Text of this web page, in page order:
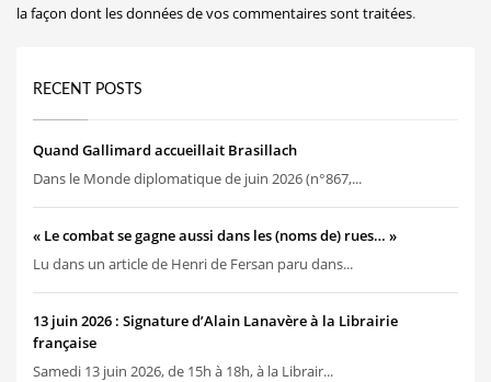
la façon dont les données de vos commentaires sont traitées.
RECENT POSTS
Quand Gallimard accueillait Brasillach
Dans le Monde diplomatique de juin 2026 (n°867,...
« Le combat se gagne aussi dans les (noms de) rues… »
Lu dans un article de Henri de Fersan paru dans...
13 juin 2026 : Signature d’Alain Lanavère à la Librairie
française
Samedi 13 juin 2026, de 15h à 18h, à la Librair...